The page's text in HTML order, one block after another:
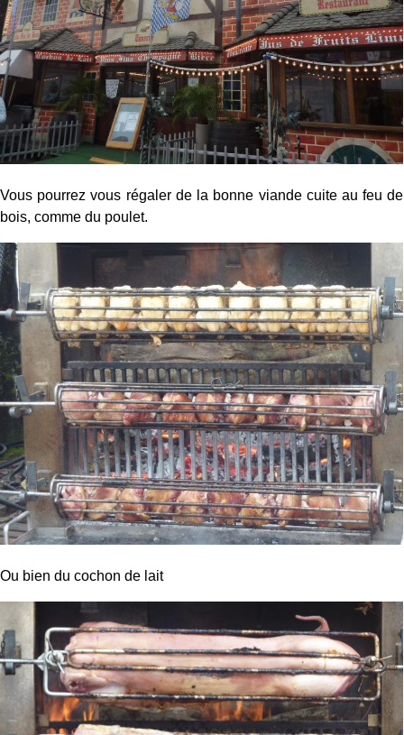
Vous pourrez vous régaler de la bonne viande cuite au feu de
bois, comme du poulet.
Ou bien du cochon de lait